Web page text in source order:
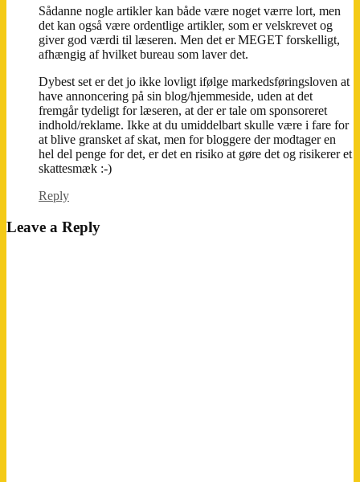
Sådanne nogle artikler kan både være noget værre lort, men
det kan også være ordentlige artikler, som er velskrevet og
giver god værdi til læseren. Men det er MEGET forskelligt,
afhængig af hvilket bureau som laver det.
Dybest set er det jo ikke lovligt ifølge markedsføringsloven at
have annoncering på sin blog/hjemmeside, uden at det
fremgår tydeligt for læseren, at der er tale om sponsoreret
indhold/reklame. Ikke at du umiddelbart skulle være i fare for
at blive gransket af skat, men for bloggere der modtager en
hel del penge for det, er det en risiko at gøre det og risikerer et
skattesmæk :-)
Reply
Leave a Reply